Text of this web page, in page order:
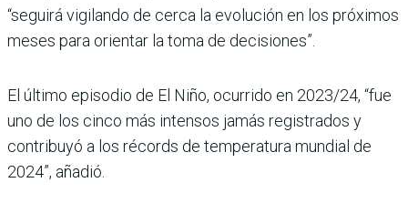
“seguirá vigilando de cerca la evolución en los próximos
meses para orientar la toma de decisiones”.
El último episodio de El Niño, ocurrido en 2023/24, “fue
uno de los cinco más intensos jamás registrados y
contribuyó a los récords de temperatura mundial de
2024”, añadió.